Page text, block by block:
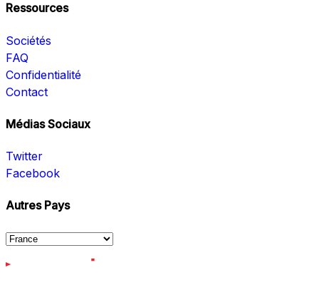
Ressources
Sociétés
FAQ
Confidentialité
Contact
Médias Sociaux
Twitter
Facebook
Autres Pays